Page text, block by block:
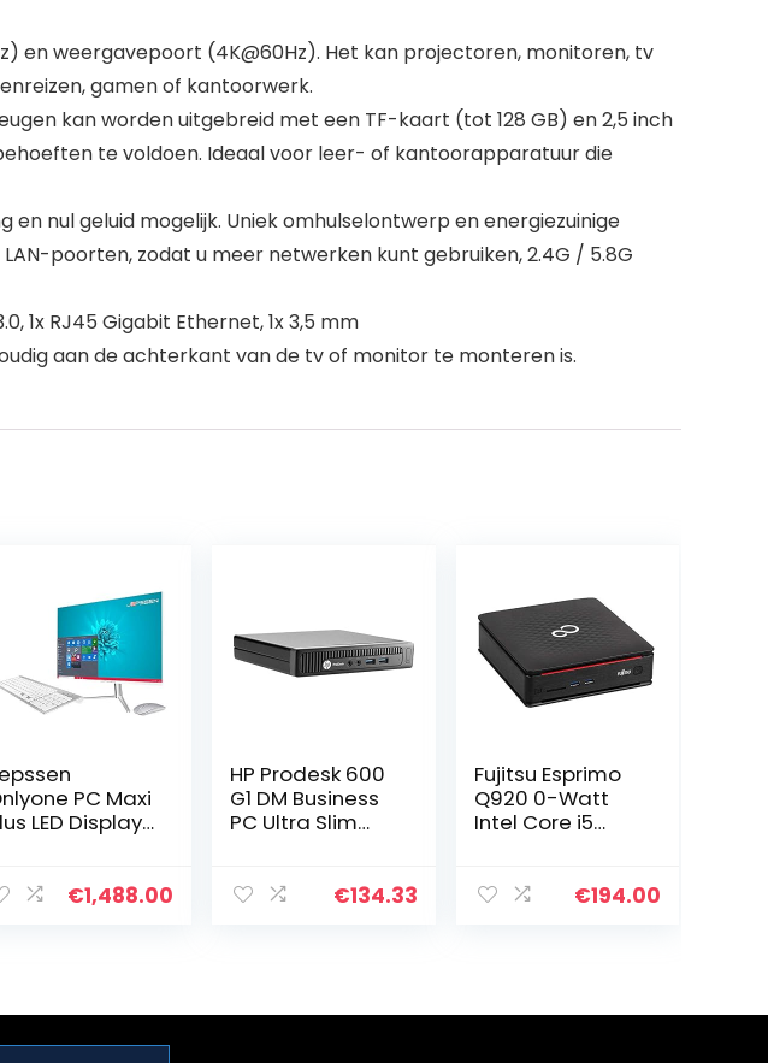
en weergavepoort (4K@60Hz). Het kan projectoren, monitoren, tv
gamen of kantoorwerk.
kan worden uitgebreid met een TF-kaart (tot 128 GB) en 2,5 inch
te voldoen. Ideaal voor leer- of kantoorapparatuur die
nul geluid mogelijk. Uniek omhulselontwerp en energiezuinige
poorten, zodat u meer netwerken kunt gebruiken, 2.4G / 5.8G
1x RJ45 Gigabit Ethernet, 1x 3,5 mm
aan de achterkant van de tv of monitor te monteren is.
PC Maxi
LED Display
10 PRO
€1,488.00
HP Prodesk 600
G1 DM Business
PC Ultra Slim
500 GB HDD 24
€134.33
Fujitsu Esprimo
Q920 0-Watt
Intel Core i5
schijf 16GB€194.00